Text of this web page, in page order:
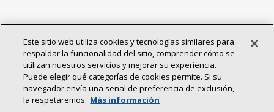
Este sitio web utiliza cookies y tecnologías similares para
respaldar la funcionalidad del sitio, comprender cómo se
utilizan nuestros servicios y mejorar su experiencia.
Puede elegir qué categorías de cookies permite. Si su
navegador envía una señal de preferencia de exclusión,
la respetaremos. Más información